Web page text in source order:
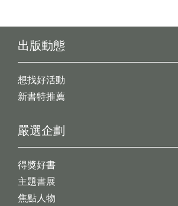
出版動態
想找好活動
新書特推薦
嚴選企劃
得獎好書
主題書展
焦點人物